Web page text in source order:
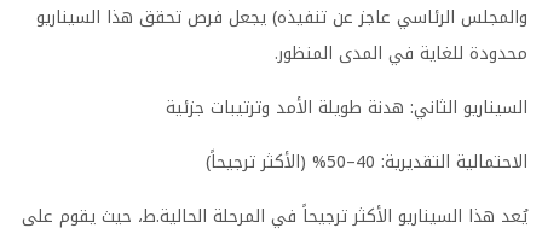
والمجلس الرئاسي عاجز عن تنفيذه) يجعل فرص تحقق هذا السيناريو
محدودة للغاية في المدى المنظور.
السيناريو الثاني: هدنة طويلة الأمد وترتيبات جزئية
الاحتمالية التقديرية: 40–50% (الأكثر ترجيحاً)
يُعد هذا السيناريو الأكثر ترجيحاً في المرحلة الحالية.ط، حيث يقوم على